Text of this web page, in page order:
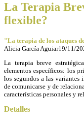
La Terapia
flexible?
"La terapia de los ataques
Alicia García Aguiar19/11/
La terapia breve
elementos específicos: los
los segundos a las variantes
de comunicarse y de
características personales y
Detalles